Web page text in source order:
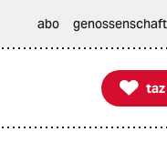
abo genossenschaft

taz taz